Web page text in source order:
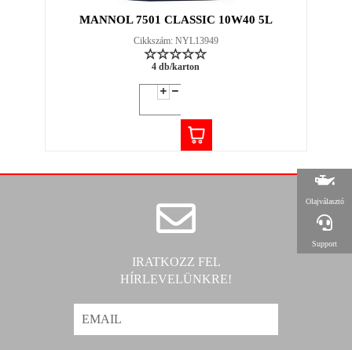
MANNOL 7501 CLASSIC 10W40 5L
Cikkszám: NYL13949
4 db/karton
IRATKOZZ FEL
HÍRLEVELÜNKRE!
Olajválasztó
Support